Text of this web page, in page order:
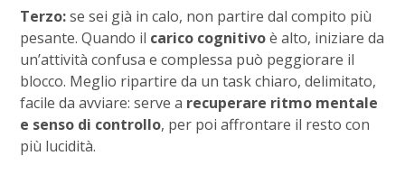
Terzo:se sei già in calo, non partire dal compito più
pesante. Quando il carico cognitivoè alto, iniziare da
un’attività confusa e complessa può peggiorare il
blocco. Meglio ripartire da un task chiaro, delimitato,
facile da avviare: serve a recuperare ritmo mentale
e senso di controllo, per poi affrontare il resto con
più lucidità.